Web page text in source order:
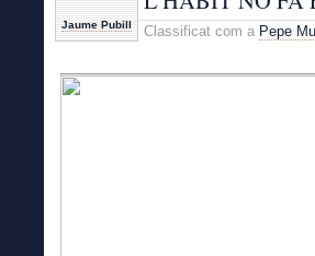
Jaume Pubill Classificat com a Pepe